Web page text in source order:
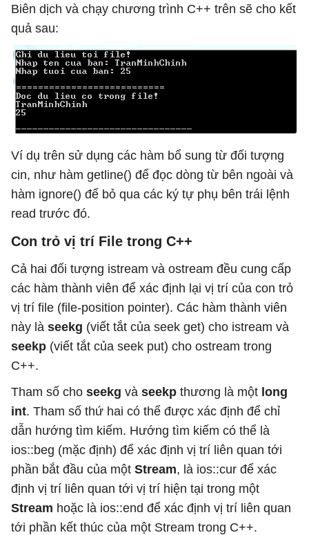
    infile.
open "qtm.dat"
);
    cout <<
// ghi du lieu tren man hinh.
// tiep tuc doc va hien thi du lieu.
    infile >> data; cout << data << endl;
    infile.
close();
return 0 ;
}
Biên dịch và chạy chương trình C++ trên sẽ cho kết
quả sau:
Ví dụ trên sử dụng các hàm bổ sung từ đối tượng
cin, như hàm getline() để đọc dòng từ bên ngoài và
hàm ignore() để bỏ qua các ký tự phụ bên trái lệnh
read trước đó.
Con trỏ vị trí File trong C++
Cả hai đối tượng istream và ostream đều cung cấp
các hàm thành viên để xác định lại vị trí của con trỏ
vị trí file (file-position pointer). Các hàm thành viên
này là seekg (viết tắt của seek get) cho istream và
seekp (viết tắt của seek put) cho ostream trong
C++.
Tham số cho seekg và seekp thương là một long
int. Tham số thứ hai có thể được xác định để chỉ
dẫn hướng tìm kiếm. Hướng tìm kiếm có thể là
ios::beg (mặc định) để xác định vị trí liên quan tới
phần bắt đầu của một Stream, là ios::cur để xác
định vị trí liên quan tới vị trí hiện tại trong một
Stream hoặc là ios::end để xác định vị trí liên quan
tới phần kết thúc của một Stream trong C++.